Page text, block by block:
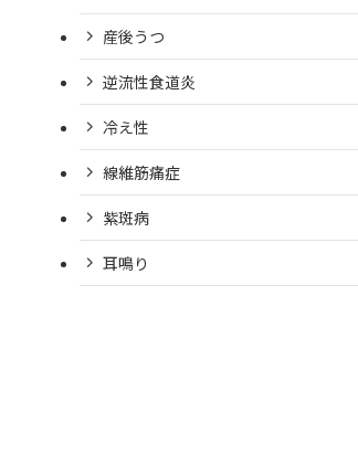
産後うつ
逆流性食道炎
冷え性
線維筋痛症
紫斑病
耳鳴り